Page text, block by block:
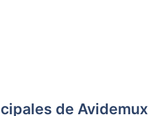
de Avidemux